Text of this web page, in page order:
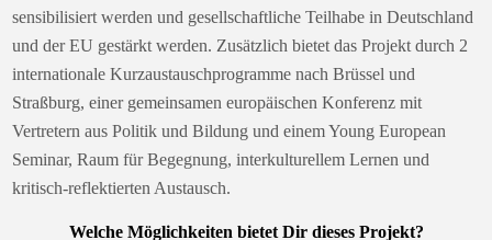
sensibilisiert werden und gesellschaftliche Teilhabe in Deutschland
und der EU gestärkt werden. Zusätzlich bietet das Projekt durch 2
internationale Kurzaustauschprogramme nach Brüssel und
Straßburg, einer gemeinsamen europäischen Konferenz mit
Vertretern aus Politik und Bildung und einem Young European
Seminar, Raum für Begegnung, interkulturellem Lernen und
kritisch-reflektierten Austausch.
Welche Möglichkeiten bietet Dir dieses Projekt?